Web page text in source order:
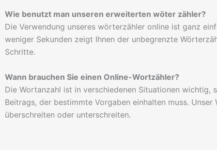
Wie benutzt man unseren erweiterten wöter zähler?
Die Verwendung unseres wörterzähler online ist ganz
weniger Sekunden zeigt Ihnen der unbegrenzte
Schritte.
Wann brauchen Sie einen Online-Wortzähler?
Die Wortanzahl ist in verschiedenen Situationen wichtig,
Beitrags, der bestimmte Vorgaben einhalten muss.
überschreiten oder unterschreiten.